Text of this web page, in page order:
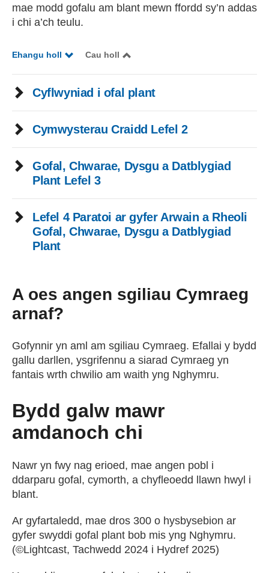
mae modd gofalu am blant mewn ffordd sy’n addas
i chi a’ch teulu.
Ehangu holl Cau holl
Cyflwyniad i ofal plant
Cymwysterau Craidd Lefel 2
Gofal, Chwarae, Dysgu a Datblygiad
Plant Lefel 3
Lefel 4 Paratoi ar gyfer Arwain a Rheoli
Gofal, Chwarae, Dysgu a Datblygiad
Plant
A oes angen sgiliau Cymraeg
arnaf?
Gofynnir yn aml am sgiliau Cymraeg. Efallai y bydd
gallu darllen, ysgrifennu a siarad Cymraeg yn
fantais wrth chwilio am waith yng Nghymru.
Bydd galw mawr
amdanoch chi
Nawr yn fwy nag erioed, mae angen pobl i
ddarparu gofal, cymorth, a chyfleoedd llawn hwyl i
blant.
Ar gyfartaledd, mae dros 300 o hysbysebion ar
gyfer swyddi gofal plant bob mis yng Nghymru.
(©Lightcast, Tachwedd 2024 i Hydref 2025)